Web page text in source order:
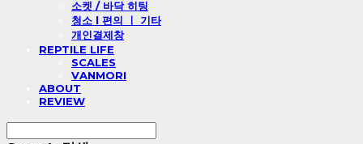
소켓 / 바닥 히팅
청소 l 편의 ㅣ 기타
개인결제창
REPTILE LIFE
SCALES
VANMORI
ABOUT
REVIEW